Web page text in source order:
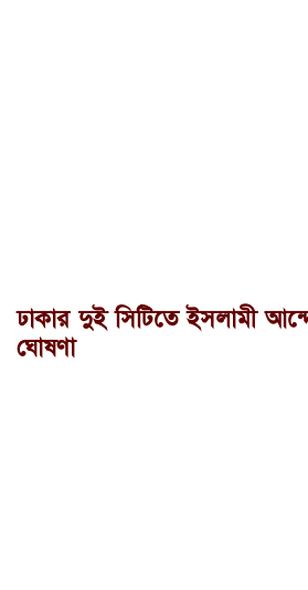
ঢাকার দুই সিটিতে ইসলামী
ঘোষণা